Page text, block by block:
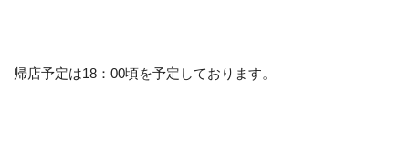
帰店予定は18：00頃を予定しております。